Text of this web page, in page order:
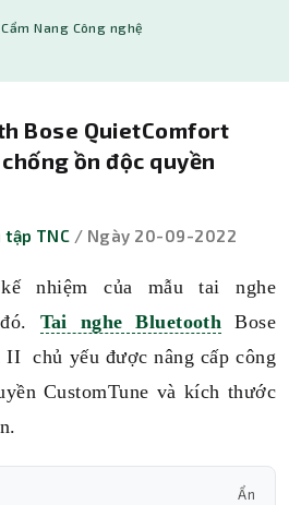
Cẩm Nang Công nghệ
Bose QuietComfort
ồn độc quyền
TNC / Ngày 20-09-2022
nhiệm của mẫu tai nghe
Tai nghe Bluetooth Bose
II chủ yếu được nâng cấp công
CustomTune và kích thước
Ẩn